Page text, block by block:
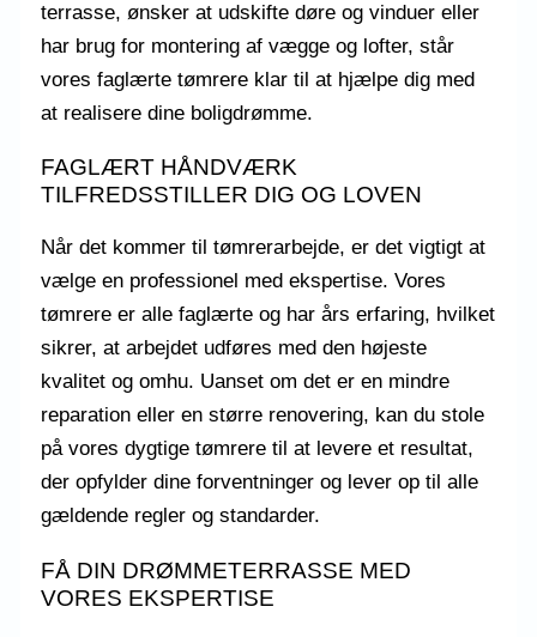
terrasse, ønsker at udskifte døre og vinduer eller
har brug for montering af vægge og lofter, står
vores faglærte tømrere klar til at hjælpe dig med
at realisere dine boligdrømme.
FAGLÆRT HÅNDVÆRK
TILFREDSSTILLER DIG OG LOVEN
Når det kommer til tømrerarbejde, er det vigtigt at
vælge en professionel med ekspertise. Vores
tømrere er alle faglærte og har års erfaring, hvilket
sikrer, at arbejdet udføres med den højeste
kvalitet og omhu. Uanset om det er en mindre
reparation eller en større renovering, kan du stole
på vores dygtige tømrere til at levere et resultat,
der opfylder dine forventninger og lever op til alle
gældende regler og standarder.
FÅ DIN DRØMMETERRASSE MED
VORES EKSPERTISE